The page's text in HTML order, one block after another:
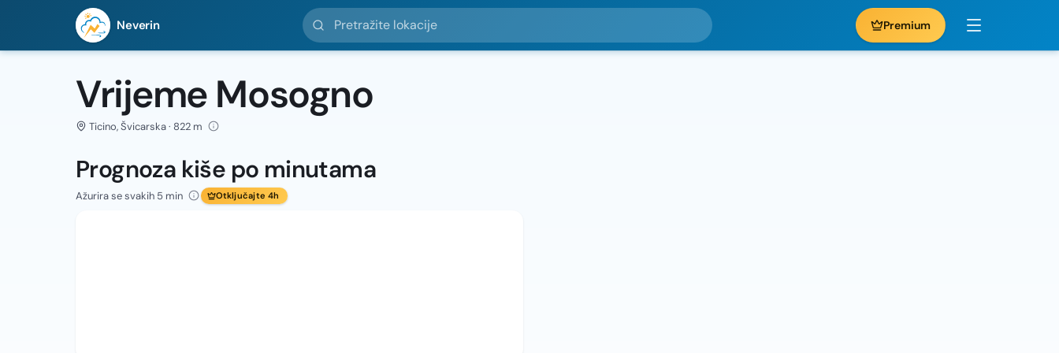
Neverin
Pretražite lokacije
Premium
Vrijeme Mosogno
Ticino, Švicarska · 822 m
Prognoza kiše po minutama
Ažurira se svakih 5 min Otključajte 4h